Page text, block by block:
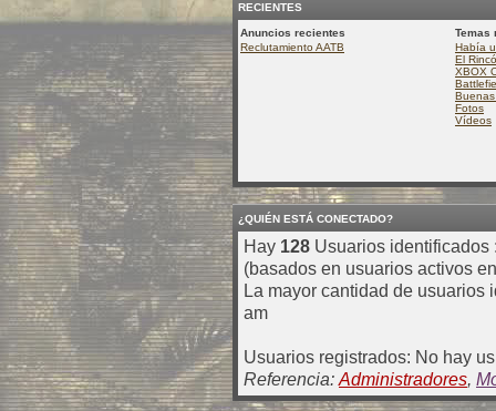
RECIENTES
Anuncios recientes
Temas
Reclutamiento AATB
Había
El
XBOX
Fotos
Vídeos
¿QUIÉN ESTÁ CONECTADO?
Hay 128 Usuarios identificados
(basados en usuarios activos
La mayor cantidad de usuarios
am
Usuarios registrados: No hay
Referencia: Administradores,